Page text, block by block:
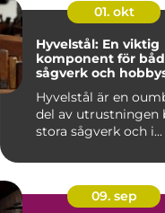
01. okt
Hyvelstål: En viktig
komponent för
sågverk och
Hyvelstål är en
del av utrustningen
stora sågverk och i...
09. sep